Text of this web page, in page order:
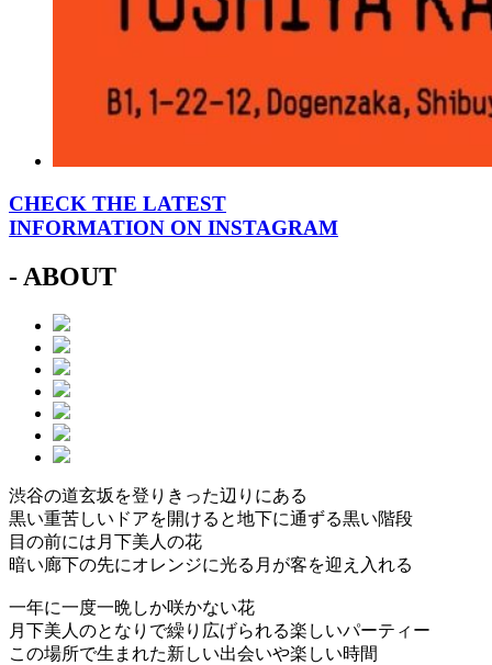
CHECK THE LATEST
INFORMATION ON INSTAGRAM
- ABOUT
渋谷の道玄坂を登りきった辺りにある
黒い重苦しいドアを開けると地下に通ずる黒い階段
目の前には月下美人の花
暗い廊下の先にオレンジに光る月が客を迎え入れる
一年に一度一晩しか咲かない花
月下美人のとなりで繰り広げられる楽しいパーティー
この場所で生まれた新しい出会いや楽しい時間